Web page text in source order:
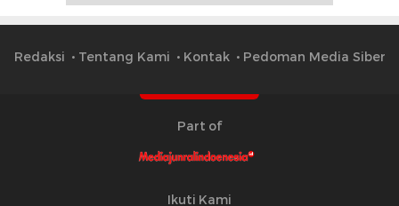
Redaksi Tentang Kami Kontak Pedoman Media Siber
Part of
Ikuti Kami